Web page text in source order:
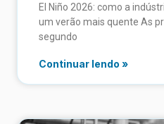
El Niño 2026: como a
um verão mais quente As
segundo
Continuar lendo »